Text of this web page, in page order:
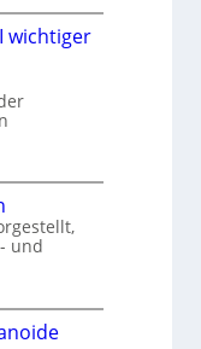
wichtiger
und